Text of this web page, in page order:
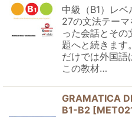
中級（B1）レ
27の文法テー
った会話とその
題へと続きます
だけでは外国語
この教材…
GRAMATICA
B1-B2 [